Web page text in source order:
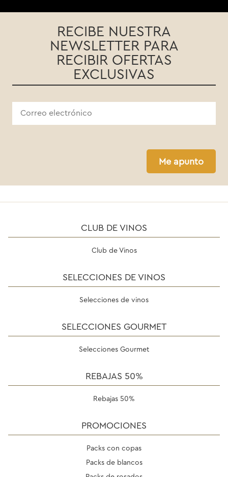
RECIBE NUESTRA
NEWSLETTER PARA
RECIBIR OFERTAS
EXCLUSIVAS
Me apunto
CLUB DE VINOS
Club de Vinos
SELECCIONES DE VINOS
Selecciones de vinos
SELECCIONES GOURMET
Selecciones Gourmet
REBAJAS 50%
Rebajas 50%
PROMOCIONES
Packs con copas
Packs de blancos